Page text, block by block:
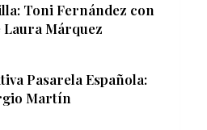
Toni Fernández con
Laura Márquez
Pasarela Española:
Martín